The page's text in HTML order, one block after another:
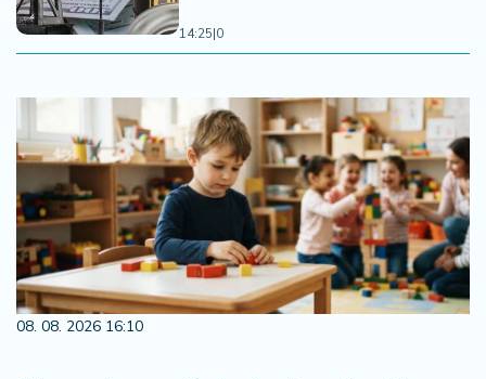
14:25|0
08. 08. 2026 16:10